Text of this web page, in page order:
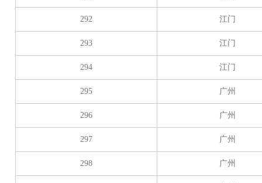
292 江门
293 江门
294 江门
295 广州
296 广州
297 广州
298 广州